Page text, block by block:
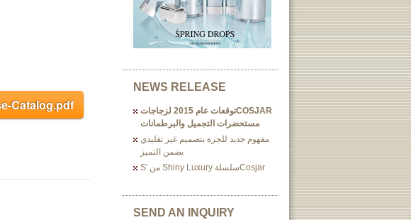
Catalog.pdf
NEWS RELEASE
COSJARتوقعات عام 2015 لزجاجات
مستحضرات التجميل والبرطمانات
مفهوم جديد للجرة بتصميم غير تقليدي
يضمن التميز
Cosjarسلسلة Shiny Luxury من 's
SEND AN INQUIRY